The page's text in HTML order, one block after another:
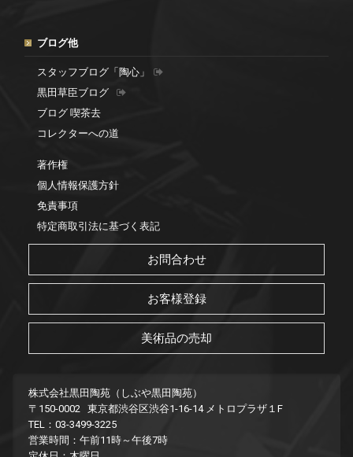
ブログ他
スタッフブログ「陶心」
黒田草臣ブログ
ブログ 喫茶去
コレクターへの道
著作権
個人情報保護方針
免責事項
特定商取引法に基づく表記
お問合わせ
お客様登録
美術品の売却
株式会社黒田陶苑（しぶや黒田陶苑）
〒150-0002 東京都渋谷区渋谷1-16-14 メトロプラザ１F
TEL：03-3499-3225
営業時間：午前11時～午後7時